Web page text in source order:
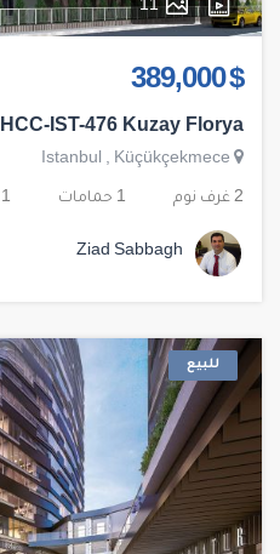
11
$ 389,000
HCC-IST-476 Kuzay Florya
Istanbul , Küçükçekmece
2 غرف نوم 1 حمامات 1 كراجات
Ziad Sabbagh
للبيع